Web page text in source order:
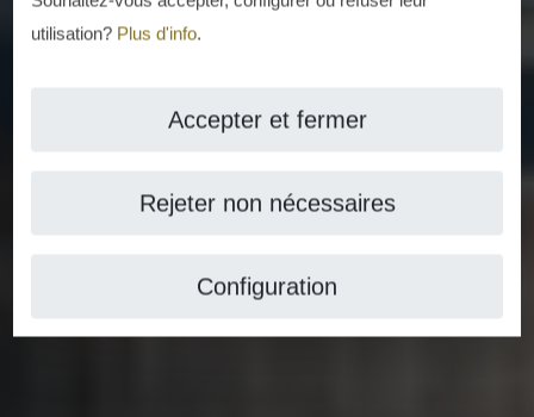
utilisation? Plus d'info.
Accepter et fermer
Rejeter non nécessaires
Configuration